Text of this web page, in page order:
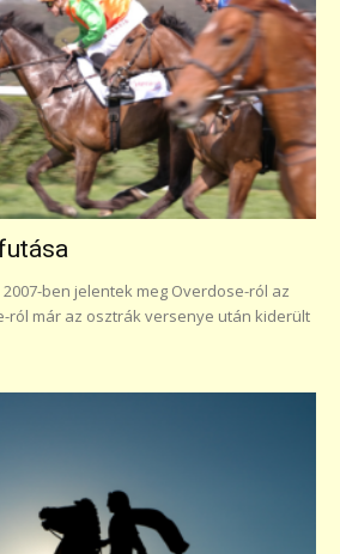
ben jelentek meg Overdose-ról az
ról már az osztrák versenye után kiderült